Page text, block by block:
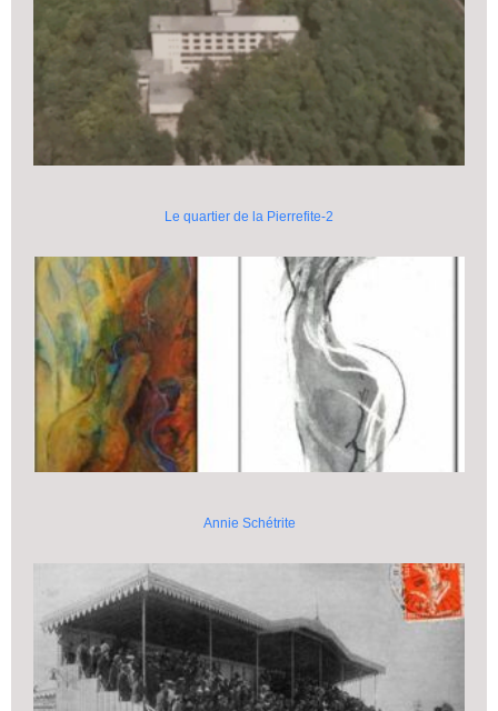
Le quartier de la Pierrefite-2
Annie Schétrite